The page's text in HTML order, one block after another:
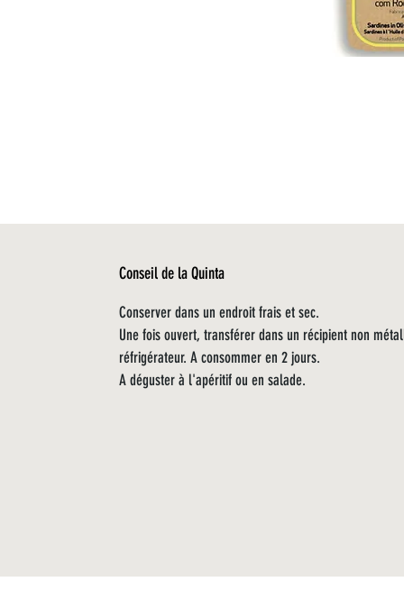
Conseil de la Quinta
Conserver dans un endroit frais et sec.
Une fois ouvert, transférer dans un récipient non
réfrigérateur. A consommer en 2 jours.
A déguster à l'apéritif ou en salade.